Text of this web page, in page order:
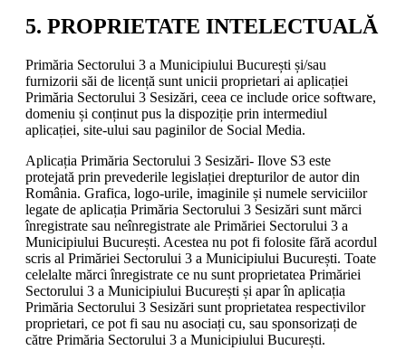
5. PROPRIETATE INTELECTUALĂ
Primăria Sectorului 3 a Municipiului București și/sau
furnizorii săi de licență sunt unicii proprietari ai aplicației
Primăria Sectorului 3 Sesizări, ceea ce include orice software,
domeniu și conținut pus la dispoziție prin intermediul
aplicației, site-ului sau paginilor de Social Media.
Aplicația Primăria Sectorului 3 Sesizări- Ilove S3 este
protejată prin prevederile legislației drepturilor de autor din
România. Grafica, logo-urile, imaginile și numele serviciilor
legate de aplicația Primăria Sectorului 3 Sesizări sunt mărci
înregistrate sau neînregistrate ale Primăriei Sectorului 3 a
Municipiului București. Acestea nu pot fi folosite fără acordul
scris al Primăriei Sectorului 3 a Municipiului București. Toate
celelalte mărci înregistrate ce nu sunt proprietatea Primăriei
Sectorului 3 a Municipiului București și apar în aplicația
Primăria Sectorului 3 Sesizări sunt proprietatea respectivilor
proprietari, ce pot fi sau nu asociați cu, sau sponsorizați de
către Primăria Sectorului 3 a Municipiului București.